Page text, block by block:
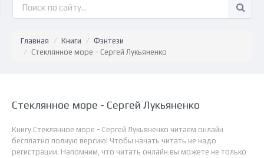
Главная Книги
Фэнтези
Стеклянное море - Сергей Лукьяненко
Стеклянное море - Сергей Лукьяненко
Книгу Стеклянное море - Сергей Лукьяненко читаем онлайн
бесплатно полную версию! Чтобы начать читать не надо
регистрации. Напомним, что читать онлайн вы можете не только